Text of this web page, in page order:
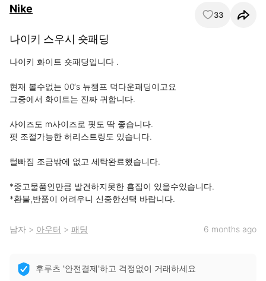
Nike 33
나이키 스우시 숏패딩
나이키 화이트 숏패딩입니다 .
현재 볼수없는 00‘s 뉴챔프 덕다운패딩이고요
그중에서 화이트는 진짜 귀합니다.
사이즈도 m사이즈로 핏도 딱 좋습니다.
핏 조절가능한 허리스트링도 있습니다.
털빠짐 조금밖에 없고 세탁완료했습니다.
*중고물품인만큼 발견하지못한 흠집이 있을수있습니다.
*환불,반품이 어려우니 신중한선택 바랍니다.
남자 > 아우터 > 패딩 6 months ago
후루츠 '안전결제'하고 걱정없이 거래하세요